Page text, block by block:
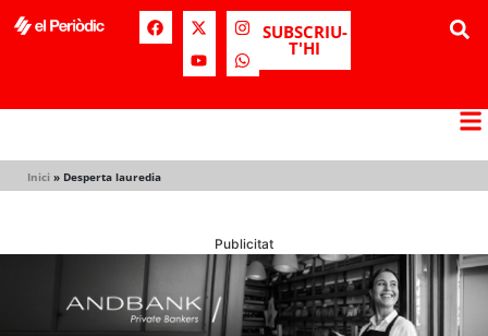
SUBSCRIU-
T'HI
Inici » Desperta lauredia
Publicitat